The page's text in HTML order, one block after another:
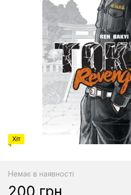
Хіт
Немає в наявності
200 грн